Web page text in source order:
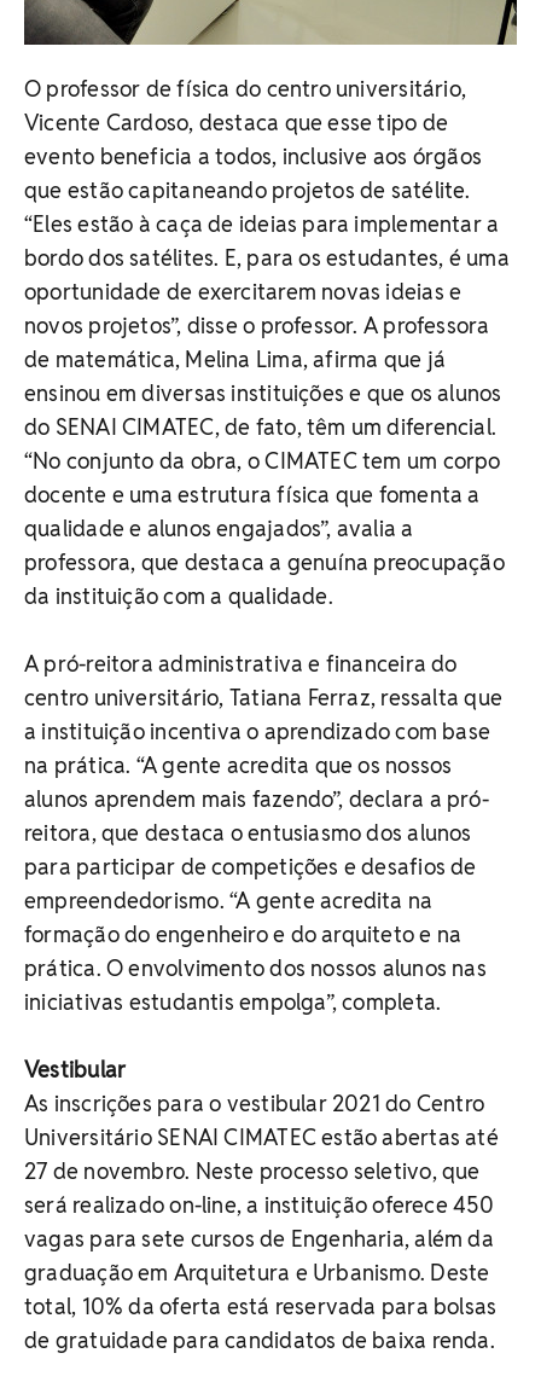
O professor de física do centro universitário,
Vicente Cardoso, destaca que esse tipo de
evento beneficia a todos, inclusive aos órgãos
que estão capitaneando projetos de satélite.
“Eles estão à caça de ideias para implementar a
bordo dos satélites. E, para os estudantes, é uma
oportunidade de exercitarem novas ideias e
novos projetos”, disse o professor. A professora
de matemática, Melina Lima, afirma que já
ensinou em diversas instituições e que os alunos
do SENAI CIMATEC, de fato, têm um diferencial.
“No conjunto da obra, o CIMATEC tem um corpo
docente e uma estrutura física que fomenta a
qualidade e alunos engajados”, avalia a
professora, que destaca a genuína preocupação
da instituição com a qualidade.
A pró-reitora administrativa e financeira do
centro universitário, Tatiana Ferraz, ressalta que
a instituição incentiva o aprendizado com base
na prática. “A gente acredita que os nossos
alunos aprendem mais fazendo”, declara a pró-
reitora, que destaca o entusiasmo dos alunos
para participar de competições e desafios de
empreendedorismo. “A gente acredita na
formação do engenheiro e do arquiteto e na
prática. O envolvimento dos nossos alunos nas
iniciativas estudantis empolga”, completa.
Vestibular
As inscrições para o vestibular 2021 do Centro
Universitário SENAI CIMATEC estão abertas até
27 de novembro. Neste processo seletivo, que
será realizado on-line, a instituição oferece 450
vagas para sete cursos de Engenharia, além da
graduação em Arquitetura e Urbanismo. Deste
total, 10% da oferta está reservada para bolsas
de gratuidade para candidatos de baixa renda.